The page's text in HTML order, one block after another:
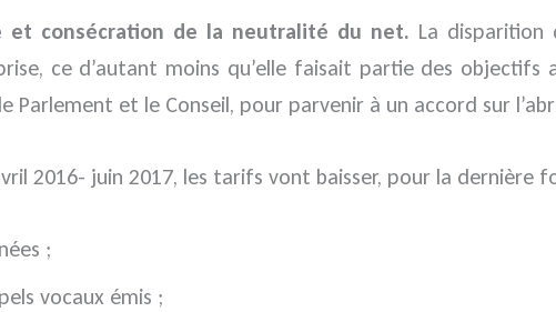
et consécration de la neutralité du net. La disparition
ce d’autant moins qu’elle faisait partie des
Parlement et le Conseil, pour parvenir à un accord sur
2016- juin 2017, les tarifs vont baisser, pour la dernière
;
vocaux émis ;